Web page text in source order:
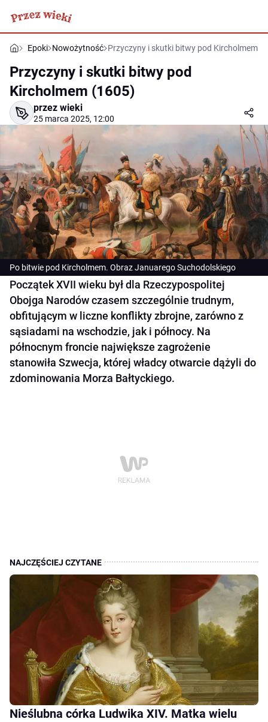
Epoki Nowożytność Przyczyny i skutki bitwy pod Kircholmem
Przyczyny i skutki bitwy pod
Kircholmem (1605)
przez wieki
25 marca 2025, 12:00
Po bitwie pod Kircholmem. Obraz Januarego Suchodolskiego
Początek XVII wieku był dla Rzeczypospolitej
Obojga Narodów czasem szczególnie trudnym,
obfitującym w liczne konflikty zbrojne, zarówno z
sąsiadami na wschodzie, jak i północy. Na
północnym froncie największe zagrożenie
stanowiła Szwecja, której władcy otwarcie dążyli do
zdominowania Morza Bałtyckiego.
Nieślubna córka Ludwika XIV. Matka wielu